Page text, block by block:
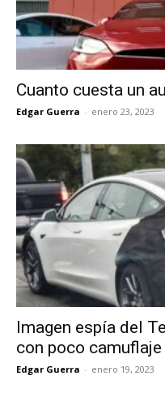
Cuanto cuesta un
Edgar Guerra - enero 23, 2023
Imagen espía del
con poco camuflaje
Edgar Guerra - enero 19, 2023